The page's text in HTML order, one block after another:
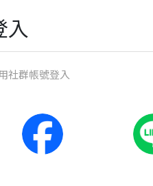
入
社群帳號登入